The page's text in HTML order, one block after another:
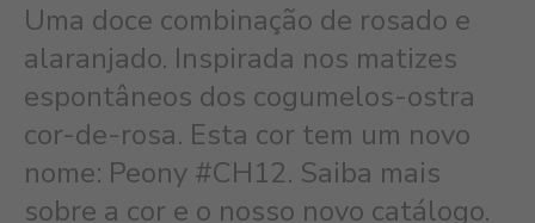
Uma doce combinação de rosado e
alaranjado. Inspirada nos matizes
espontâneos dos cogumelos-ostra
cor-de-rosa. Esta cor tem um novo
nome: Peony #CH12. Saiba mais
sobre a cor e o nosso novo catálogo.